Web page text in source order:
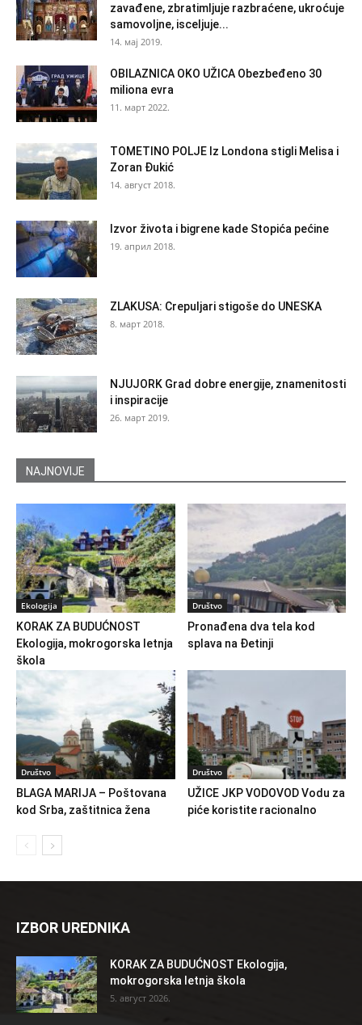
zavađene, zbratimljuje razbraćene, ukroćuje
samovoljne, isceljuje...
14. мај 2019.
OBILAZNICA OKO UŽICA Obezbeđeno 30
miliona evra
11. март 2022.
TOMETINO POLJE Iz Londona stigli Melisa i
Zoran Đukić
14. август 2018.
Izvor života i bigrene kade Stopića pećine
19. април 2018.
ZLAKUSA: Crepuljari stigoše do UNESKA
8. март 2018.
NJUJORK Grad dobre energije, znamenitosti
i inspiracije
26. март 2019.
NAJNOVIJE
Ekologija
KORAK ZA BUDUĆNOST
Ekologija, mokrogorska letnja
škola
Društvo
Pronađena dva tela kod
splava na Đetinji
Društvo
BLAGA MARIJA – Poštovana
kod Srba, zaštitnica žena
Društvo
UŽICE JKP VODOVOD Vodu za
piće koristite racionalno
IZBOR UREDNIKA
KORAK ZA BUDUĆNOST Ekologija,
mokrogorska letnja škola
5. август 2026.